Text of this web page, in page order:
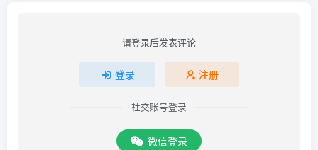
请登录后发表评论
登录 注册
社交账号登录
微信登录